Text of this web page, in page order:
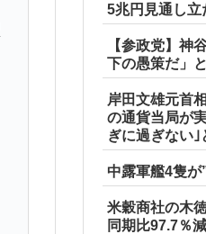
5兆円見通し立
【参政党】神
下の愚策だ」
岸田文雄元首
の通貨当局が
ぎに過ぎない
中露軍艦4隻が
米穀商社の木
同期比97.7％